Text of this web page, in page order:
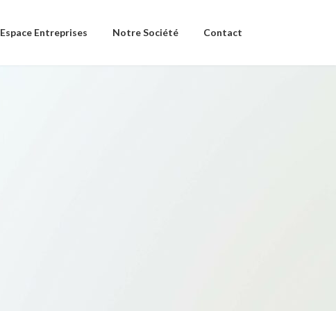
Espace Entreprises Notre Société Contact